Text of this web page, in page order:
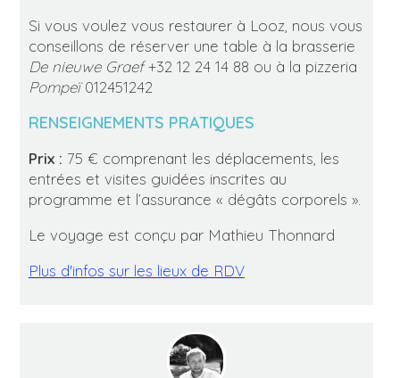
Si vous voulez vous restaurer à Looz, nous vous
conseillons de réserver une table à la brasserie
De nieuwe Graef+32 12 24 14 88 ou à la pizzeria
Pompeï012451242
RENSEIGNEMENTS PRATIQUES
Prix : 75 € comprenant les déplacements, les
entrées et visites guidées inscrites au
programme et l’assurance « dégâts corporels ».
Le voyage est conçu par Mathieu Thonnard
Plus d'infos sur les lieux de RDV